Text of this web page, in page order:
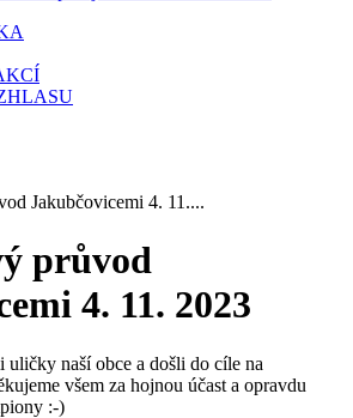
Jakubčovicemi 4. 11....
průvod
4. 11. 2023
uličky naší obce a došli do cíle na
všem za hojnou účast a opravdu
:-)